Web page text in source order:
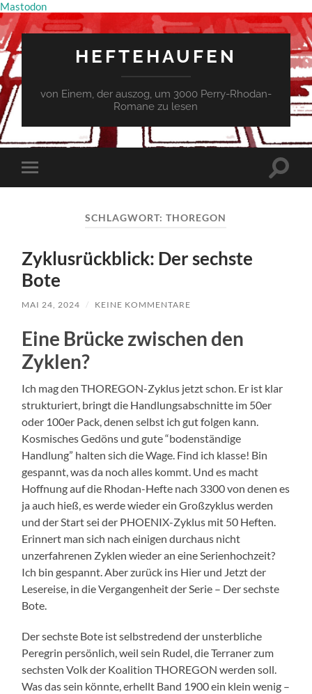
Mastodon
HEFTEHAUFEN
von Einem, der auszog, um 3000 Perry-Rhodan-
Romane zu lesen
Mobile-
Menü
SCHLAGWORT:THOREGON
Zyklusrückblick: Der sechste
Bote
MAI 24, 2024 / KEINE KOMMENTARE
Eine Brücke zwischen den
Zyklen?
Ich mag den THOREGON-Zyklus jetzt schon. Er ist klar
strukturiert, bringt die Handlungsabschnitte im 50er
oder 100er Pack, denen selbst ich gut folgen kann.
Kosmisches Gedöns und gute “bodenständige
Handlung” halten sich die Wage. Find ich klasse! Bin
gespannt, was da noch alles kommt. Und es macht
Hoffnung auf die Rhodan-Hefte nach 3300 von denen es
ja auch hieß, es werde wieder ein Großzyklus werden
und der Start sei der PHOENIX-Zyklus mit 50 Heften.
Erinnert man sich nach einigen durchaus nicht
unzerfahrenen Zyklen wieder an eine Serienhochzeit?
Ich bin gespannt. Aber zurück ins Hier und Jetzt der
Lesereise, in die Vergangenheit der Serie – Der sechste
Bote.
Der sechste Bote ist selbstredend der unsterbliche
Peregrin persönlich, weil sein Rudel, die Terraner zum
sechsten Volk der Koalition THOREGON werden soll.
Was das sein könnte, erhellt Band 1900 ein klein wenig –